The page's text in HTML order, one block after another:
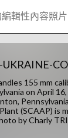
UKRAINE-
155 mm
on April
(SCAAP) is
by Charly